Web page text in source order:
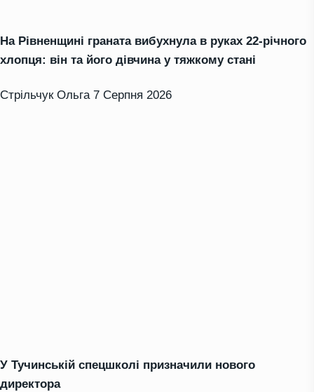
На Рівненщині граната вибухнула в руках 22-річного
хлопця: він та його дівчина у тяжкому стані
Стрільчук Ольга 7 Серпня 2026
У Тучинській спецшколі призначили нового
директора